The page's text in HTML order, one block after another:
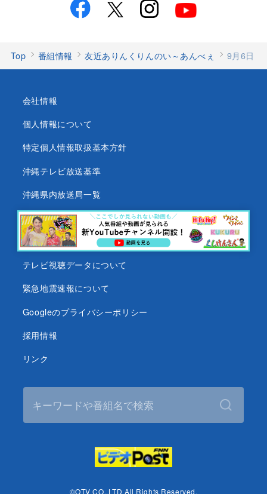
Top 番組情報 友近ありんくりんのい～あんべぇ 9月6日
会社情報
個人情報について
特定個人情報取扱基本方針
沖縄テレビ放送基準
沖縄県内放送局一覧
番組審議会
沖縄テレビ名義の後援依頼について
テレビ視聴データについて
緊急地震速報について
Googleのプライバシーポリシー
採用情報
リンク
©OTV CO.,LTD All Rights Reserved.